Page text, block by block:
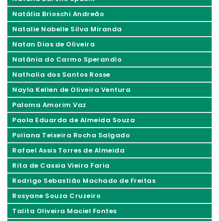
Natália Brioschi Andreão
Natalie Nabelle Silva Miranda
Natan Dias de Oliveira
Natânia do Carmo Sperandio
Nathalia dos Santos Rosse
Nayla Kellen de Oliveira Ventura
Paloma Amorim Vaz
Paola Eduarda de Almeida Souza
Poliana Teixeira Rocha Salgado
Rafael Assis Torres de Almeida
Rita de Cassia Vieira Faria
Rodrigo Sebastião Machado de Freitas
Rosyane Souza Cruzeiro
Talita Oliveira Maciel Fontes